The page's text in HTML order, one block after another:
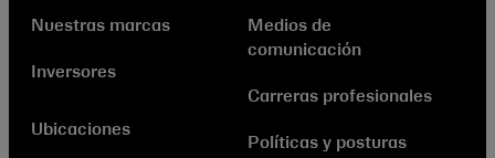
Nuestras marcas
Inversores
Ubicaciones
Medios de
comunicación
Carreras profesionales
Políticas y posturas